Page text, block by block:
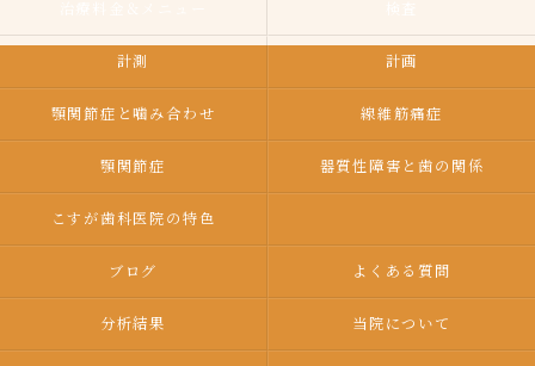
計測 計画
顎関節症と噛み合わせ 線維筋痛症
顎関節症 器質性障害と歯の関係
こすが歯科医院の特色
ブログ よくある質問
分析結果 当院について